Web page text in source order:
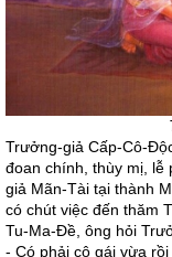
Trưởng-giả Cấp-Cô-
đoan chính, thùy mị, lễ
giả Mãn-Tài tại thành
có chút việc đến thăm
Tu-Ma-Đề, ông hỏi
- Có phải cô gái vừa